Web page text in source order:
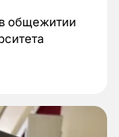
общежитии